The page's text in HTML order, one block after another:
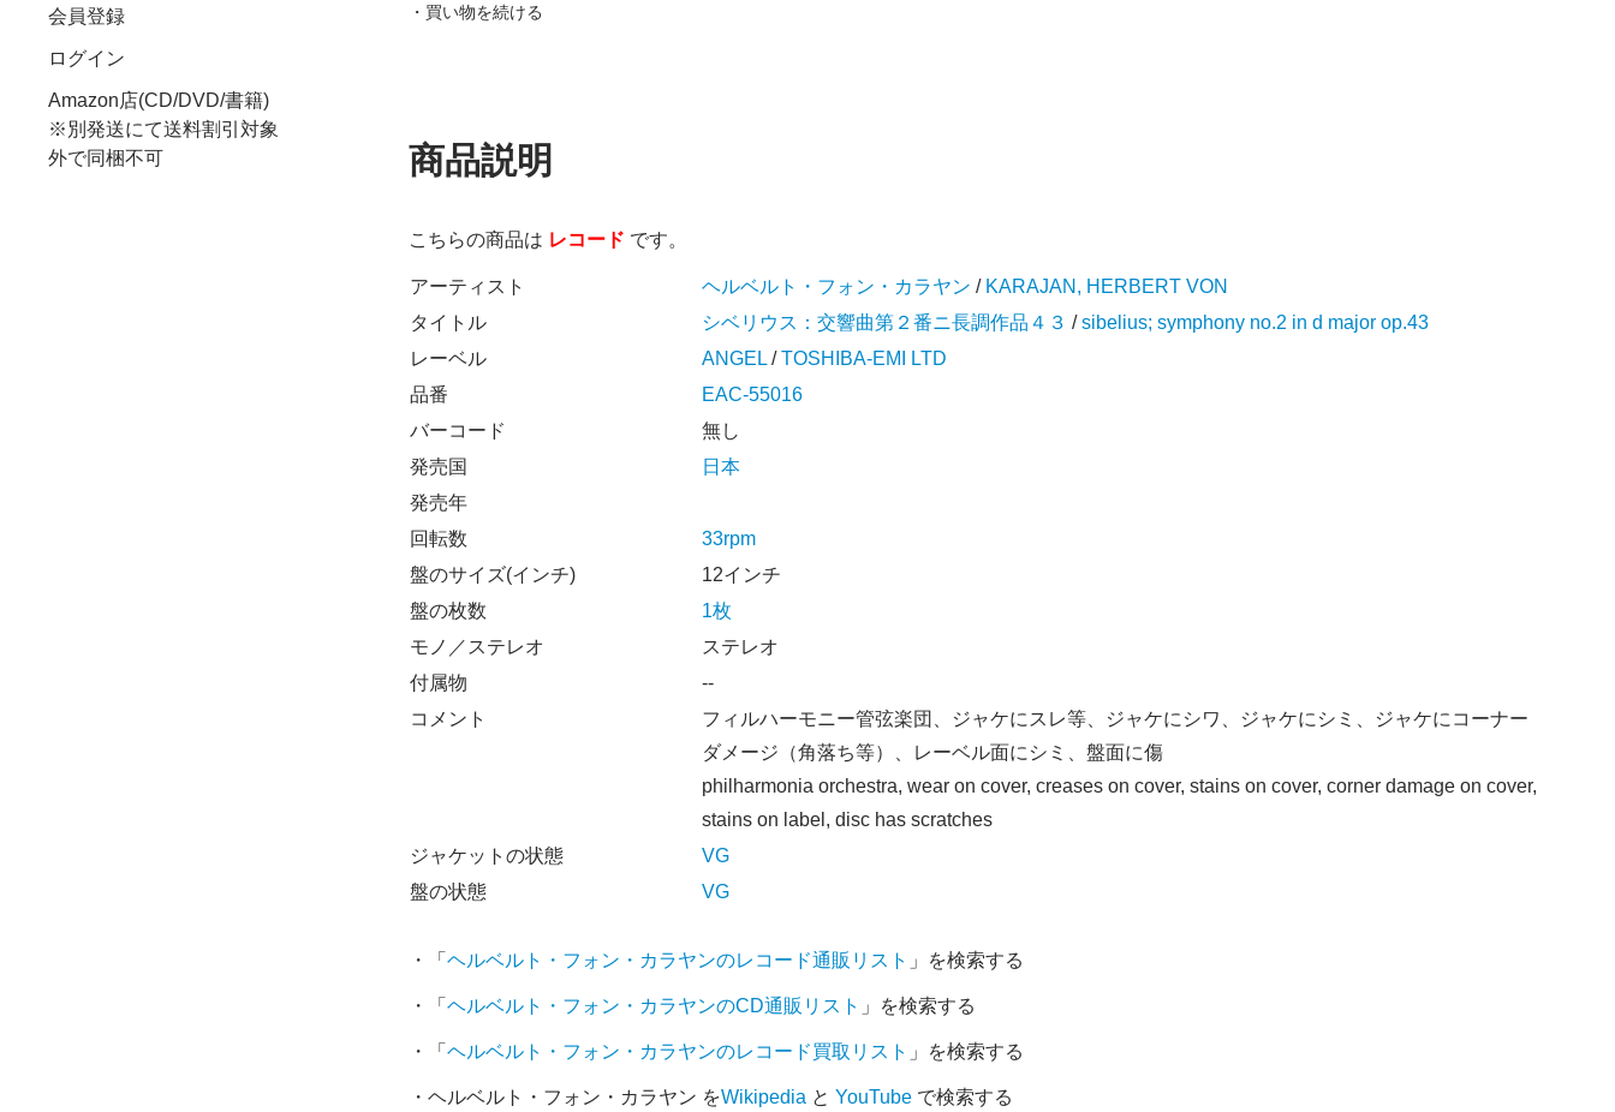
会員登録
ログイン
Amazon店(CD/DVD/書籍)
※別発送にて送料割引対象
外で同梱不可
・買い物を続ける
商品説明
こちらの商品は レコード です。
アーティスト ヘルベルト・フォン・カラヤン / KARAJAN, HERBERT VON
タイトル
シベリウス：交響曲第２番ニ長調作品４３ /sibelius; symphony no.2 in d major op.43
レーベル
ANGEL /TOSHIBA-EMI LTD
品番
EAC-55016
バーコード
無し
発売国
日本
発売年
回転数
33rpm
盤のサイズ(インチ)
12インチ
盤の枚数
1枚
モノ／ステレオ
ステレオ
付属物
--
コメント
フィルハーモニー管弦楽団、ジャケにスレ等、ジャケにシワ、ジャケにシミ、ジャケにコーナー
ダメージ（角落ち等）、レーベル面にシミ、盤面に傷
philharmonia orchestra, wear on cover, creases on cover, stains on cover, corner damage on cover,
stains on label, disc has scratches
ジャケットの状態
VG
盤の状態
VG
・「 ヘルベルト・フォン・カラヤンのレコード通販リスト 」を検索する
・「 ヘルベルト・フォン・カラヤンのCD通販リスト 」を検索する
・「 ヘルベルト・フォン・カラヤンのレコード買取リスト 」を検索する
・ヘルベルト・フォン・カラヤン をWikipedia と YouTube で検索する